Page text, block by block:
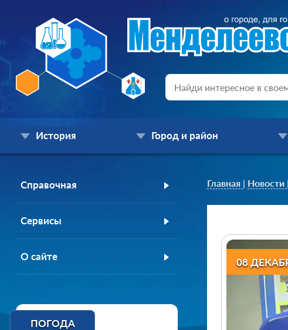
История Город и район
Справочная
Сервисы
О сайте
ПОГОДА
Главная | Новости |
08